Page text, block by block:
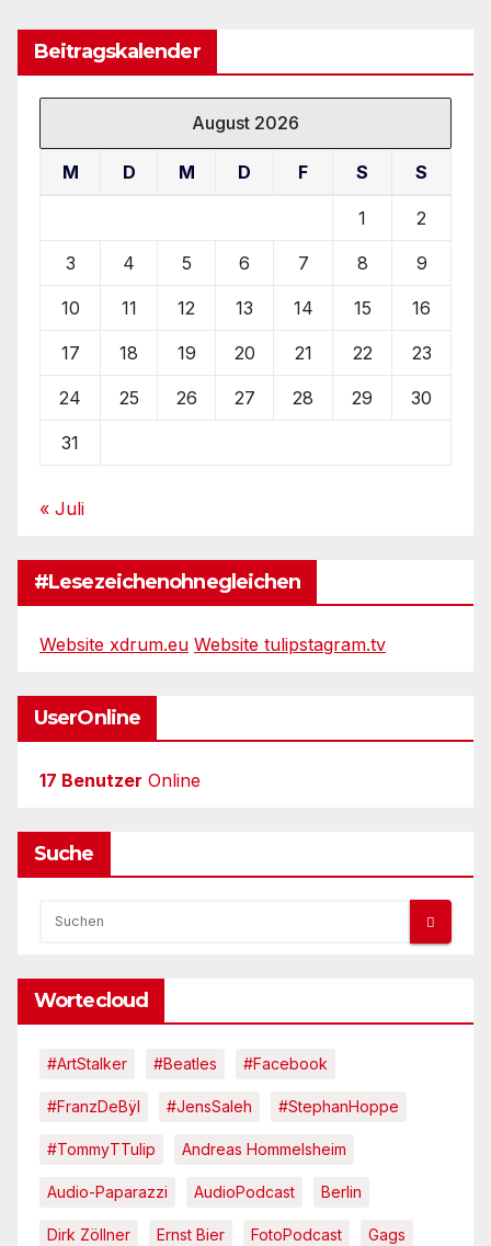
Beitragskalender
August 2026
M D M D F S S
1 2
3 4 5 6 7 8 9
10 11 12 13 14 15 16
17 18 19 20 21 22 23
24 25 26 27 28 29 30
31
« Juli
#Lesezeichenohnegleichen
Website xdrum.eu Website tulipstagram.tv
UserOnline
17 Benutzer Online
Suche
Wortecloud
#ArtStalker #Beatles #Facebook
#FranzDeBÿl #JensSaleh #StephanHoppe
#TommyTTulip Andreas Hommelsheim
Audio-Paparazzi AudioPodcast Berlin
Dirk Zöllner Ernst Bier FotoPodcast Gags